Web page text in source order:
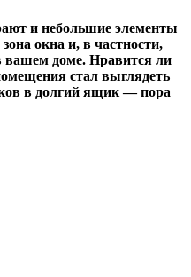
и небольшие элементы
окна и, в частности,
вашем доме. Нравится ли
стал выглядеть
в долгий ящик — пора